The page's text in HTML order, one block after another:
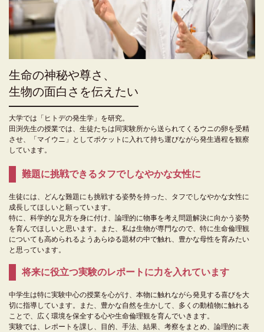
生命の神秘や尊さ、
生物の面白さを伝えたい
大学では「ヒトデの発生学」を研究。
田渕先生の授業では、生徒たちは同実験所から送られてくるウニの卵を受精
させ、「マイウニ」としてポケットに入れて持ち運びながら発生過程を観察
しています。
難題に挑戦できるタフでしなやかな女性に
生徒には、どんな難題にも挑戦する姿勢を持った、タフでしなやかな女性に
成長してほしいと願っています。
特に、科学的な見方を身に付け、論理的に物事を考え問題解決に向かう姿勢
を育んでほしいと思います。また、私は生物が専門なので、特に生命倫理観
についても高められるようあらゆる題材の中で触れ、豊かな母性を育みたい
と思っています。
将来に役立つ実験のレポートに力を入れています
中学生は特に実験中心の授業を心がけ、本物に触れながら発見する喜びを大
切に指導しています。また、豊かな自然を生かして、多くの動植物に触れる
ことで、広く環境を保全する心や生命倫理観を育んでいきます。
実験では、レポートを課し、目的、手法、結果、考察をまとめ、論理的に表